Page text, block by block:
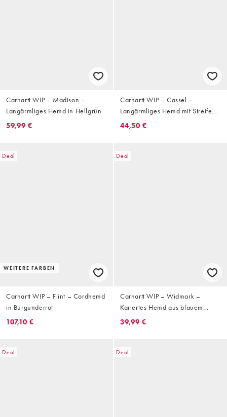
Carhartt WIP – Madison –
Langärmliges Hemd in Hellgrün
59,99 €
Carhartt WIP – Cassel –
Langärmliges Hemd mit Streifen
in Beige und Weiß
44,50 €
Deal
WEITERE FARBEN
Carhartt WIP – Flint – Cordhemd
in Burgunderrot
107,10 €
Deal
Carhartt WIP – Widmark –
Kariertes Hemd aus blauem
Flanell
39,99 €
Deal Deal